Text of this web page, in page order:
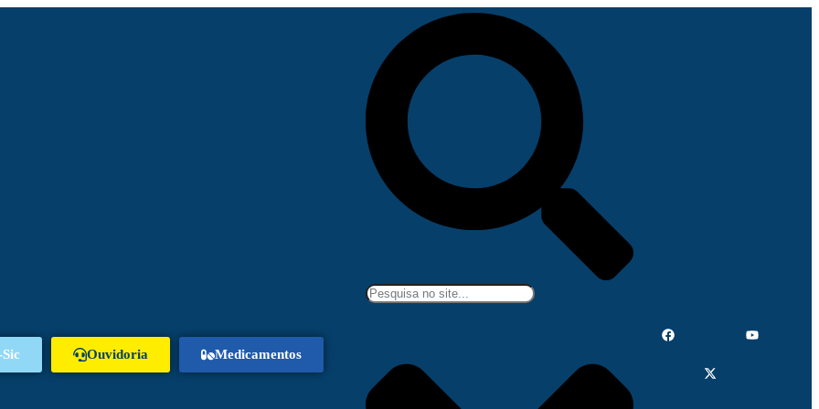
Ouvidoria Medicamentos